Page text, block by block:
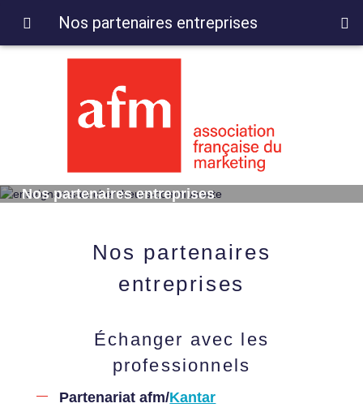
Nos partenaires entreprises
Nos partenaires
entreprises
Échanger avec les
professionnels
Partenariat afm/Kantar
Nos partenaires entreprises